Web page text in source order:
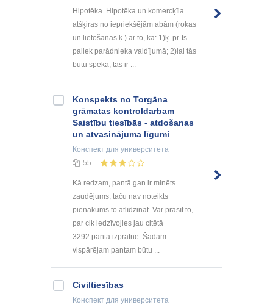
Hipotēka. Hipotēka un komercķīla
atšķiras no iepriekšējām abām (rokas
un lietošanas ķ.) ar to, ka: 1)ķ. pr-ts
paliek parādnieka valdījumā; 2)lai tās
būtu spēkā, tās ir ...
Konspekts no Torgāna
grāmatas kontroldarbam
Saistību tiesībās - atdošanas
un atvasinājuma līgumi
Конспект для университета
55
Kā redzam, pantā gan ir minēts
zaudējums, taču nav noteikts
pienākums to atlīdzināt. Var prasīt to,
par cik iedzīvojies jau citētā
3292.panta izpratnē. Šādam
vispārējam pantam būtu ...
Civiltiesības
Конспект для университета